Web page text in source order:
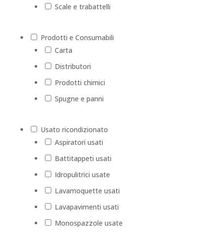
Scale e trabattelli
Prodotti e Consumabili
Carta
Distributori
Prodotti chimici
Spugne e panni
Usato ricondizionato
Aspiratori usati
Battitappeti usati
Idropulitrici usate
Lavamoquette usati
Lavapavimenti usati
Monospazzole usate